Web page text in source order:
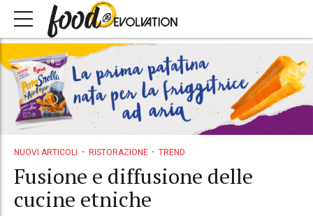
NUOVI ARTICOLI RISTORAZIONE TREND
Fusione e diffusione delle
cucine etniche